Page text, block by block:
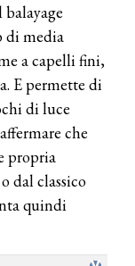
di media
a capelli fini,
E permette di
di luce
che
propria
dal classico
quindi